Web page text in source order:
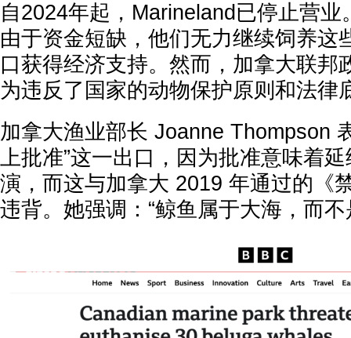
自2024年起，Marineland已停止营业
由于资金短缺，他们无力继续饲养这
口获得经济支持。然而，加拿大联邦
为违反了国家的动物保护原则和法律
加拿大渔业部长 Joanne Thompson
上批准”这一出口，因为批准意味着
演，而这与加拿大 2019 年通过的《
违背。她强调：“鲸鱼属于大海，而不